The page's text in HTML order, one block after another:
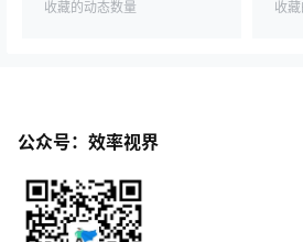
收藏的动态数量 收
公众号：效率视界